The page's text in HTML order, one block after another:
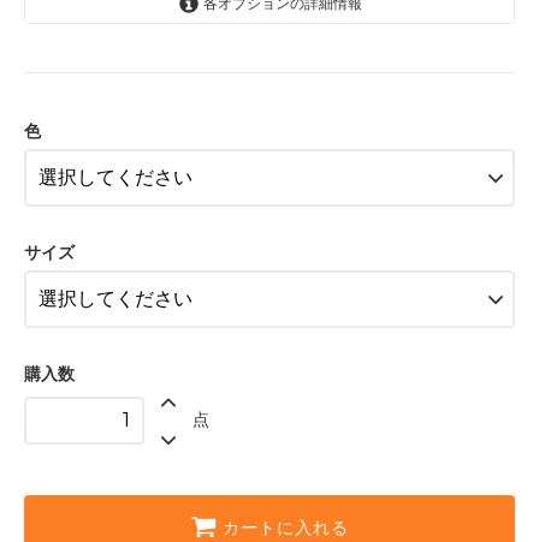
ブラック
SOLD OUT
色
サイズ
購入数
点
カートに入れる